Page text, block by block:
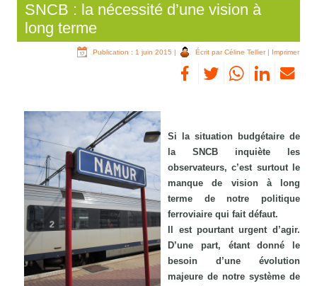
SNCB : la nécessité d’une vision à
long terme
Publication : 1 juin 2015 | Écrit par Céline Tellier| Imprimer
Si la situation budgétaire de
la SNCB inquiète les
observateurs, c’est surtout le
manque de vision à long
terme de notre politique
ferroviaire qui fait défaut.
Il est pourtant urgent d’agir.
D’une part, étant donné le
besoin d’une évolution
majeure de notre système de